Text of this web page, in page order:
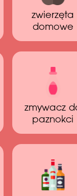
zwierzęta
domowe
zmywacz
paznokci